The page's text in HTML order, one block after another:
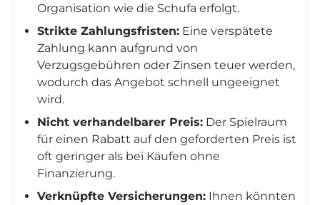
Organisation wie die Schufa erfolgt.
Strikte Zahlungsfristen: Eine verspätete
Zahlung kann aufgrund von
Verzugsgebühren oder Zinsen teuer werden,
wodurch das Angebot schnell ungeeignet
wird.
Nicht verhandelbarer Preis: Der Spielraum
für einen Rabatt auf den geforderten Preis ist
oft geringer als bei Käufen ohne
Finanzierung.
Verknüpfte Versicherungen: Ihnen könnten